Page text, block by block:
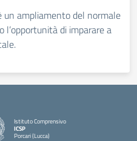
un ampliamento del normale
l’opportunità di imparare a
Istituto Comprensivo
ICSP
Porcari (Lucca)